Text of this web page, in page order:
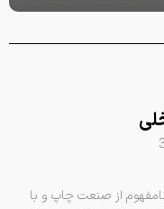
از صنعت چاپ و با